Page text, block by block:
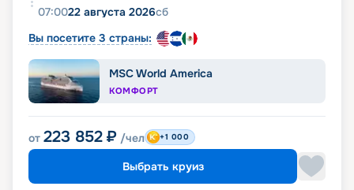
07:0022 августа 2026сб
Вы посетите 3 страны:
MSC World America
КОМФОРТ
от 223 852 ₽ /чел +1 000
Выбрать круиз